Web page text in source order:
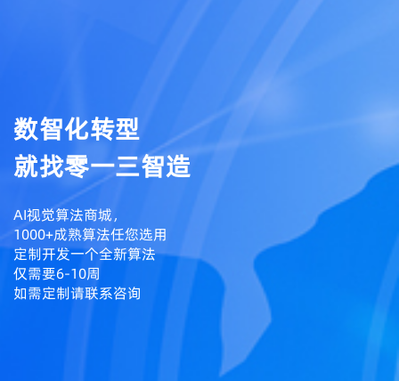
数智化转型
就找零一三智造
AI视觉算法商城，
1000+成熟算法任您选用
定制开发一个全新算法
仅需要6-10周
如需定制请联系咨询